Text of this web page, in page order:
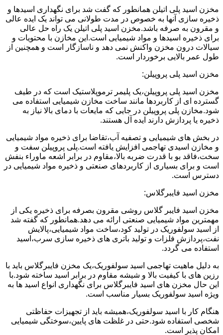
مخزن اسید پلی اتیلن همانطور که گفت شد برای نگهداری اسیدها و
ذخیره سازی آنها به خصوص در مدت طولانی می تواند یک ایده عالی
و مقرون به صرفه باشد.مخزن اسید پلی اتیلن یک راه حل عالی
برای ذخیره اسیدها و مواد شیمیایی است.این مخازن با محتویات و
سیالات درون مخزن واکنش نمی دهد و ناسازگار است و همچنین از
طول عمر بالایی برخوردار است.
مخزن اسید پلی پروپیلن:
مخزن اسید پلی پروپیلن،یک پلیمر ترموپلاستیک است که در طیف
گسترده ای از کاربردها مانند ساخت مخازن شیمیایی استفاده می
شود.مخازن پلی پروپیلن در جایی که مایعات با دمای بالا نیاز به
ذخیره یا پردازش دارند ایده آل هستند.
در بخش های شیمیایی و تصفیه آب،تقاضا برای ذخیره مواد شیمیایی
و مخازن اسیدی تهاجمی افزایش یافته است.پلی پروپیلن سفت و
سخت،فاقد بو با قدرت ضربه بالا،مقاوم در برابر اشعه ماوراء بنفش
است و برای بسیاری از کاربردهای صنعتی و ذخیره مواد شیمیایی در
دسترس است.
مخزن اسید فایبرگلاس:
مخزن اسید فایبر گلاس روشی مقرون بصرفه برای ذخیره یکی از
مهمترین مواد شیمیایی صنعتی ارائه می دهد.همانطور که گفته شد
از اسید سولفوریک در تولید کود،ساخت مواد شیمیایی،پالایش
نفت،پردازش فلزات و تولید باتری های ذخیره سازی سرب،اسید
استفاده می گردد.
به دلیل ماهیت تهاجمی اسید سولفوریک،یک مخزن فایبرگلاس باید با
رزین های با کیفیت بالا و شیشه مقاوم در برابر اسید ساخته شود.با
این حال مخزن های اسید فایبرگلاس برای نگهداری انواع اسید ها به
ویژه اسید سولفوریک بسیار مناسب است.
هنگام کار با اسید سولفوریک،همیشه باید از تجهیزات حفاظتی
شخصی استفاده شود.حتی در غلظت های پایین،سوختگی شیمیایی
امکان پذیر است.